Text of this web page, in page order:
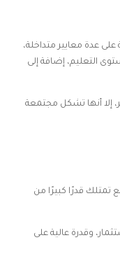
عدة معايير متداخلة،
التعليم، إضافة إلى
إلا أنها تشكل مجتمعة
تمتلك قدرًا كبيرًا من
وقدرة عالية على